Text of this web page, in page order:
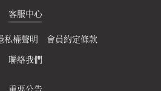
客服中心
私權聲明
會員約定條款
聯絡我們
重要公告